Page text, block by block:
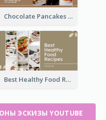
Chocolate Pancakes Recipe YouTube Thumbnail
Best Healthy Food Recipes YouTube Thumbnail
ЭСКИЗЫ YOUTUBE